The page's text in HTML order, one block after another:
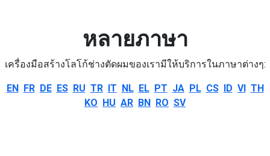
หลายภาษา
เครื่องมือสร้างโลโก้ช่างตัดผมของเรามีให้บริการในภาษาต่างๆ:
EN FR DE ES RU TR IT NL EL PT JA PL CS ID VI TH
KO HU AR BN RO SV